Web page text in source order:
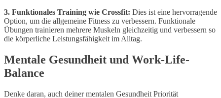
3. Funktionales Training wie Crossfit: Dies ist eine hervorragende
Option, um die allgemeine Fitness zu verbessern. Funktionale
Übungen trainieren mehrere Muskeln gleichzeitig und verbessern so
die körperliche Leistungsfähigkeit im Alltag.
Mentale Gesundheit und Work-Life-
Balance
Denke daran, auch deiner mentalen Gesundheit Priorität